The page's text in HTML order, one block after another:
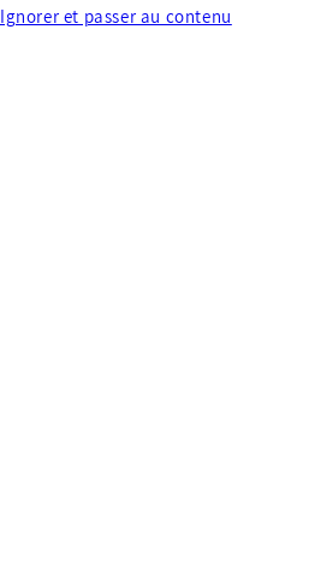
Ignorer et passer au contenu